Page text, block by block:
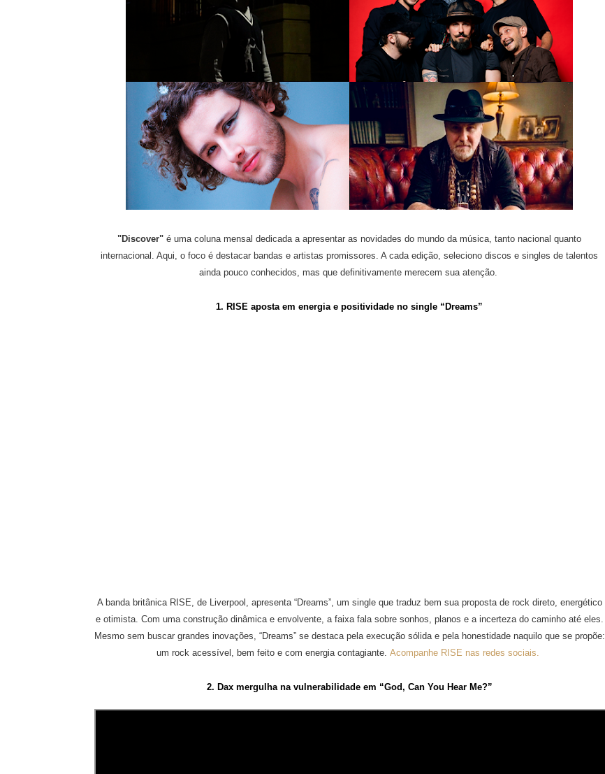
"Discover" é uma coluna mensal dedicada a apresentar as novidades do mundo da música, tanto nacional quanto
internacional. Aqui, o foco é destacar bandas e artistas promissores. A cada edição, seleciono discos e singles de talentos
ainda pouco conhecidos, mas que definitivamente merecem sua atenção.
1. RISE aposta em energia e positividade no single “Dreams”
A banda britânica RISE, de Liverpool, apresenta “Dreams”, um single que traduz bem sua proposta de rock direto, energético
e otimista. Com uma construção dinâmica e envolvente, a faixa fala sobre sonhos, planos e a incerteza do caminho até eles.
Mesmo sem buscar grandes inovações, “Dreams” se destaca pela execução sólida e pela honestidade naquilo que se propõe:
um rock acessível, bem feito e com energia contagiante. Acompanhe RISE nas redes sociais.
2. Dax mergulha na vulnerabilidade em “God, Can You Hear Me?”